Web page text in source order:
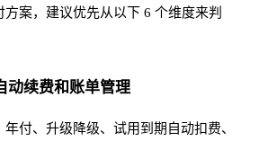
案，建议优先从以下 6 个维度来判
动续费和账单管理
付、升级降级、试用到期自动扣费、